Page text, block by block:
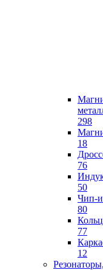
298
18
76
50
Чип-
80
77
12